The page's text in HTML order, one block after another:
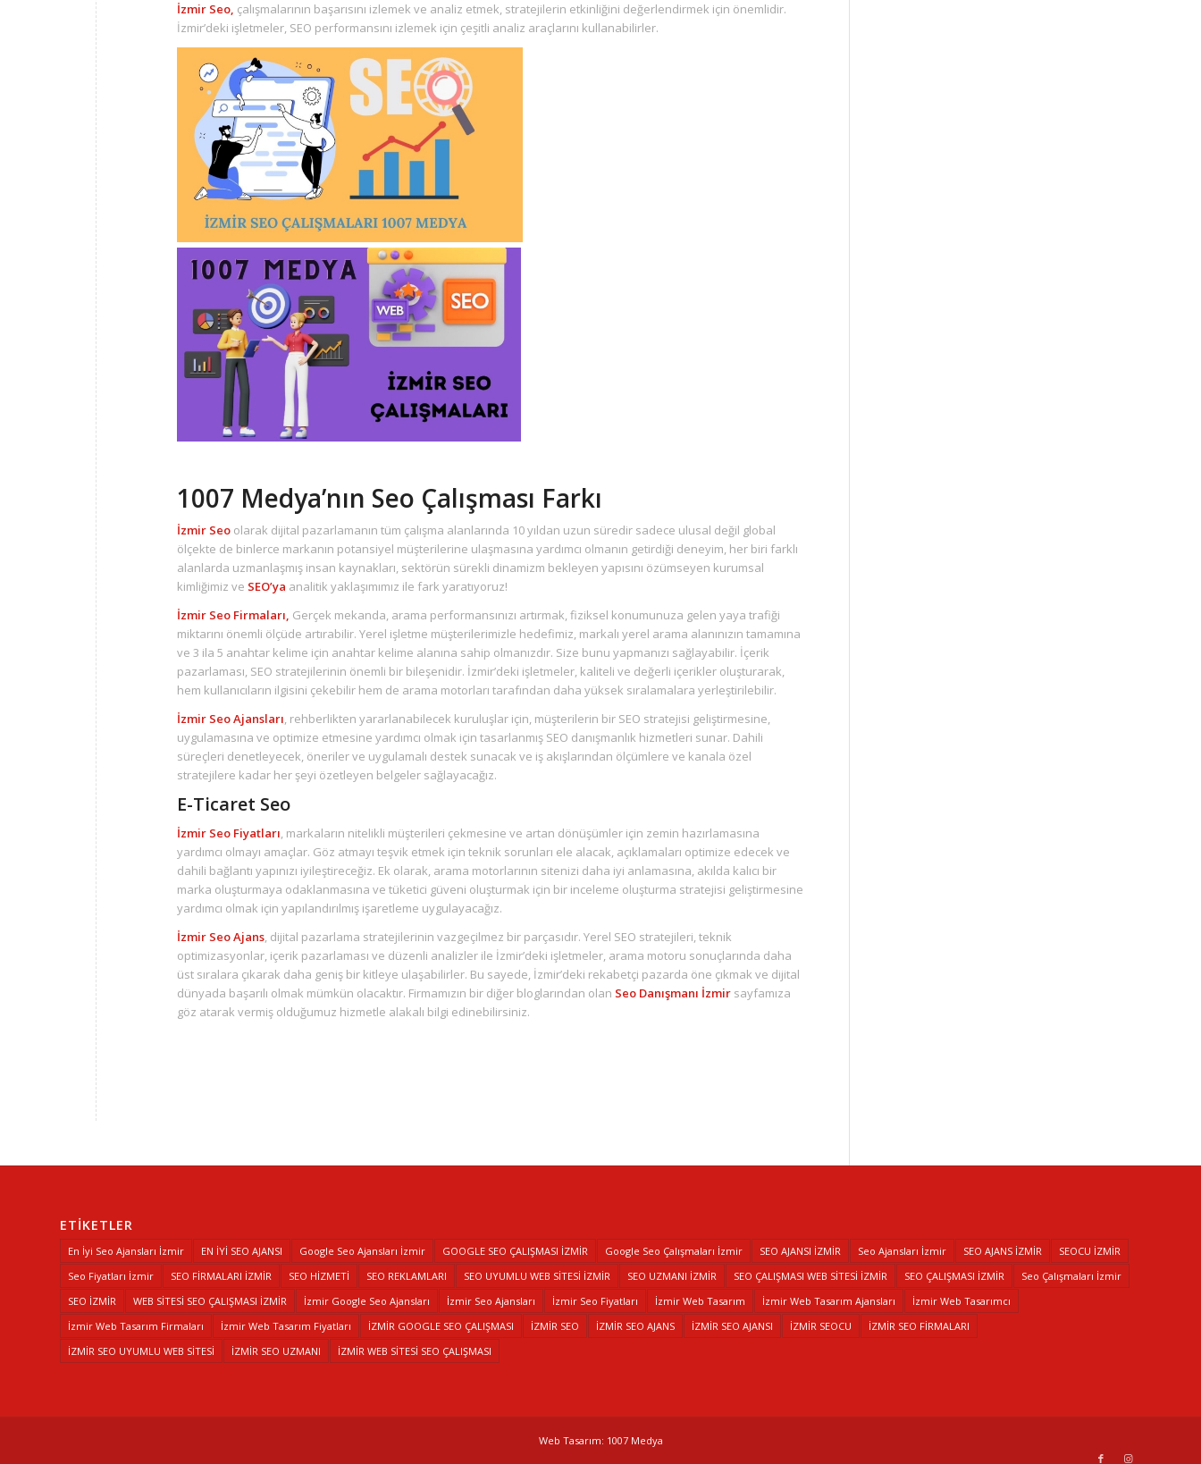
İzmir Seo, çalışmalarının başarısını izlemek ve analiz etmek, stratejilerin etkinliğini değerlendirmek için önemlidir.
İzmir’deki işletmeler, SEO performansını izlemek için çeşitli analiz araçlarını kullanabilirler.
1007 Medya’nın Seo Çalışması Farkı
İzmir Seo olarak dijital pazarlamanın tüm çalışma alanlarında 10 yıldan uzun süredir sadece ulusal değil global
ölçekte de binlerce markanın potansiyel müşterilerine ulaşmasına yardımcı olmanın getirdiği deneyim, her biri farklı
alanlarda uzmanlaşmış insan kaynakları, sektörün sürekli dinamizm bekleyen yapısını özümseyen kurumsal
kimliğimiz ve SEO’ya analitik yaklaşımımız ile fark yaratıyoruz!
İzmir Seo Firmaları, Gerçek mekanda, arama performansınızı artırmak, fiziksel konumunuza gelen yaya trafiği
miktarını önemli ölçüde artırabilir. Yerel işletme müşterilerimizle hedefimiz, markalı yerel arama alanınızın tamamına
ve 3 ila 5 anahtar kelime için anahtar kelime alanına sahip olmanızdır. Size bunu yapmanızı sağlayabilir. İçerik
pazarlaması, SEO stratejilerinin önemli bir bileşenidir. İzmir’deki işletmeler, kaliteli ve değerli içerikler oluşturarak,
hem kullanıcıların ilgisini çekebilir hem de arama motorları tarafından daha yüksek sıralamalara yerleştirilebilir.
İzmir Seo Ajansları, rehberlikten yararlanabilecek kuruluşlar için, müşterilerin bir SEO stratejisi geliştirmesine,
uygulamasına ve optimize etmesine yardımcı olmak için tasarlanmış SEO danışmanlık hizmetleri sunar. Dahili
süreçleri denetleyecek, öneriler ve uygulamalı destek sunacak ve iş akışlarından ölçümlere ve kanala özel
stratejilere kadar her şeyi özetleyen belgeler sağlayacağız.
E-Ticaret Seo
İzmir Seo Fiyatları, markaların nitelikli müşterileri çekmesine ve artan dönüşümler için zemin hazırlamasına
yardımcı olmayı amaçlar. Göz atmayı teşvik etmek için teknik sorunları ele alacak, açıklamaları optimize edecek ve
dahili bağlantı yapınızı iyileştireceğiz. Ek olarak, arama motorlarının sitenizi daha iyi anlamasına, akılda kalıcı bir
marka oluşturmaya odaklanmasına ve tüketici güveni oluşturmak için bir inceleme oluşturma stratejisi geliştirmesine
yardımcı olmak için yapılandırılmış işaretleme uygulayacağız.
İzmir Seo Ajans, dijital pazarlama stratejilerinin vazgeçilmez bir parçasıdır. Yerel SEO stratejileri, teknik
optimizasyonlar, içerik pazarlaması ve düzenli analizler ile İzmir’deki işletmeler, arama motoru sonuçlarında daha
üst sıralara çıkarak daha geniş bir kitleye ulaşabilirler. Bu sayede, İzmir’deki rekabetçi pazarda öne çıkmak ve dijital
dünyada başarılı olmak mümkün olacaktır. Firmamızın bir diğer bloglarından olan Seo Danışmanı İzmir sayfamıza
göz atarak vermiş olduğumuz hizmetle alakalı bilgi edinebilirsiniz.
ETIKETLER
En İyi Seo Ajansları İzmir EN İYİ SEO AJANSI Google Seo Ajansları İzmir GOOGLE SEO ÇALIŞMASI İZMİR Google Seo Çalışmaları İzmir SEO AJANSI İZMİR Seo Ajansları İzmir SEO AJANS İZMİR
SEOCU İZMİR
Seo Fiyatları İzmir
SEO FİRMALARI İZMİR SEO HİZMETİ SEO REKLAMLARI SEO UYUMLU WEB SİTESİ İZMİR SEO UZMANI İZMİR SEO ÇALIŞMASI WEB SİTESİ İZMİR SEO ÇALIŞMASI İZMİR
Seo Çalışmaları İzmir
SEO İZMİR
WEB SİTESİ SEO ÇALIŞMASI İZMİR İzmir Google Seo Ajansları İzmir Seo Ajansları İzmir Seo Fiyatları İzmir Web Tasarım İzmir Web Tasarım Ajansları
İzmir Web Tasarımcı
İzmir Web Tasarım Firmaları
İzmir Web Tasarım Fiyatları İZMİR GOOGLE SEO ÇALIŞMASI İZMİR SEO İZMİR SEO AJANS İZMİR SEO AJANSI İZMİR SEOCU
İZMİR SEO FİRMALARI
İZMİR SEO UYUMLU WEB SİTESİ
İZMİR SEO UZMANI İZMİR WEB SİTESİ SEO ÇALIŞMASI
Web Tasarım: 1007 Medya